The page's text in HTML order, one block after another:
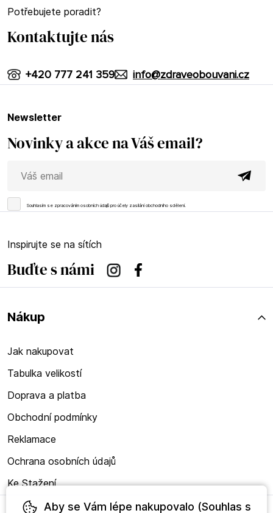
Potřebujete poradit?
Kontaktujte nás
info@zdraveobouvani.cz
+420 777 241 359
newsletter
Novinky a akce na Váš email?
Souhlasím se zpracováním osobních údajů pro účely zasílání obchodního sdělení.
Inspirujte se na sítích
Buďte s námi InstagramFacebook
Nákup
Jak nakupovat
Tabulka velikostí
Doprava a platba
Obchodní podmínky
Reklamace
Ochrana osobních údajů
Ke Stažení
Aby se Vám lépe nakupovalo (Souhlas s